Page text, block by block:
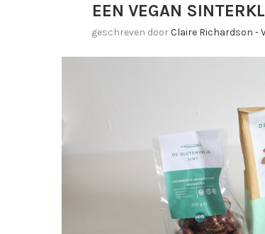
EEN VEGAN
geschreven doorClaire Richardson -